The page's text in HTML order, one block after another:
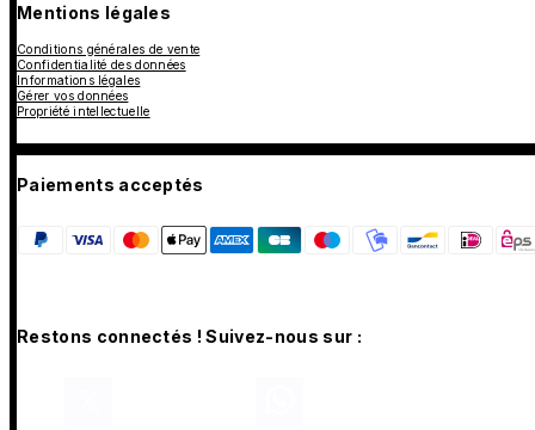
Mentions légales
Conditions générales de vente
Confidentialité des données
Informations légales
Gérer vos données
Propriété intellectuelle
Paiements acceptés
Restons connectés ! Suivez-nous sur :